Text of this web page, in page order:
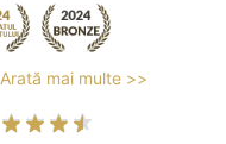
Arată mai multe >>